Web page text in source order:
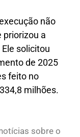
não
priorizou a
solicitou
de 2025
feito no
milhões.
sobre o